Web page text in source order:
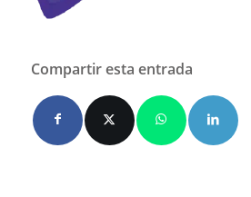
Compartir esta entrada